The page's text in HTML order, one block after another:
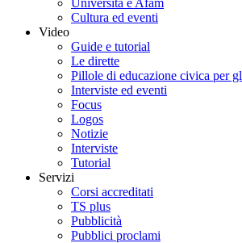
Università e Afam
Cultura ed eventi
Video
Guide e tutorial
Le dirette
Pillole di educazione civica per
Interviste ed eventi
Focus
Logos
Notizie
Interviste
Tutorial
Servizi
Corsi accreditati
TS plus
Pubblicità
Pubblici proclami